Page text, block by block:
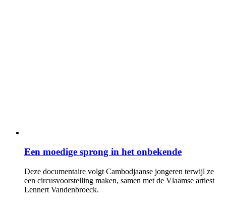
Een moedige sprong in het onbekende
Deze documentaire volgt Cambodjaanse jongeren terwijl ze
een circusvoorstelling maken, samen met de Vlaamse artiest
Lennert Vandenbroeck.